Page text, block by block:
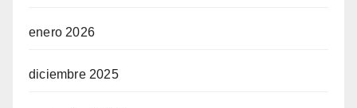
enero 2026
diciembre 2025